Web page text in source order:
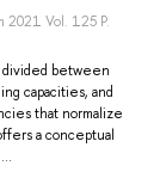
2021 Vol. 125 P.
between
capacities, and
that normalize
a conceptual